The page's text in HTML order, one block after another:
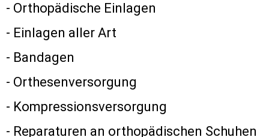
- Orthopädische Einlagen
- Einlagen aller Art
- Bandagen
- Orthesenversorgung
- Kompressionsversorgung
- Reparaturen an orthopädischen Schuhen